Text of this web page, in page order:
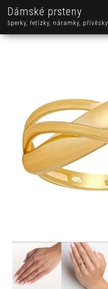
Dámské prsteny
šperky, řetízky, náramky, přívěsky